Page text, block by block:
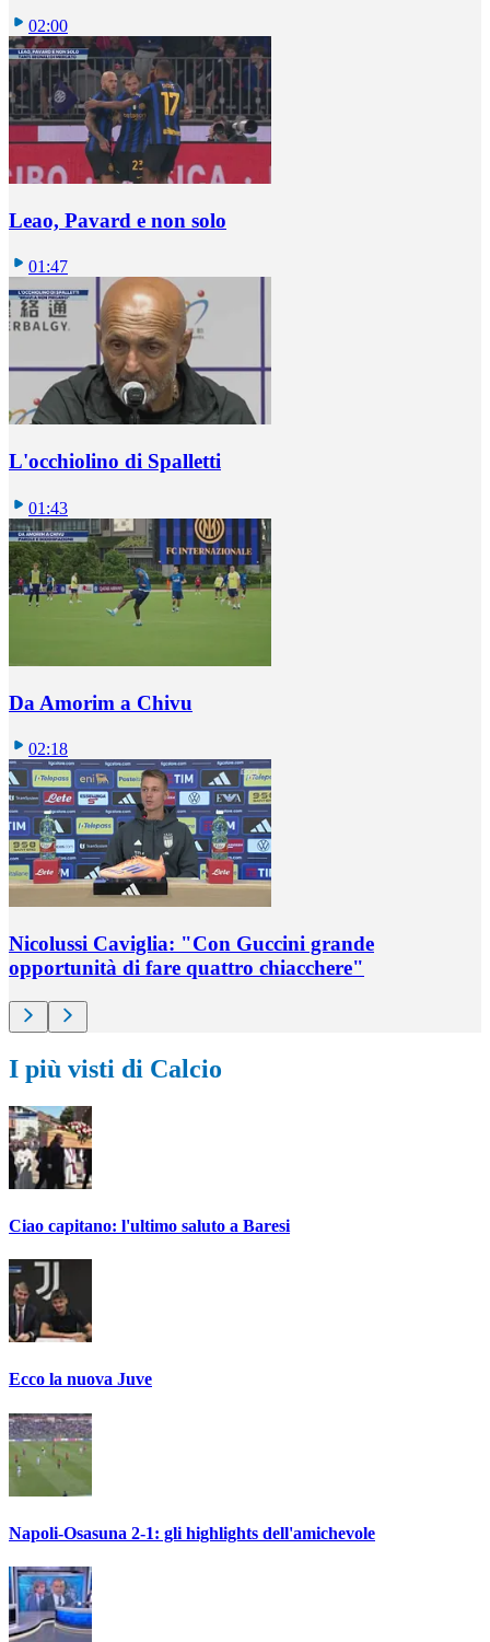
02:00
Leao, Pavard e non solo
01:47
L'occhiolino di Spalletti
01:43
Da Amorim a Chivu
02:18
Nicolussi Caviglia: "Con Guccini grande
opportunità di fare quattro chiacchere"
I più visti di Calcio
Ciao capitano: l'ultimo saluto a Baresi
Ecco la nuova Juve
Napoli-Osasuna 2-1: gli highlights dell'amichevole